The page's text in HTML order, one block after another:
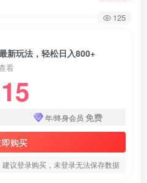
125
新玩法，轻松日入800+
看
15
年/终身会员 免费
购买
建议登录购买，未登录无法保存数据